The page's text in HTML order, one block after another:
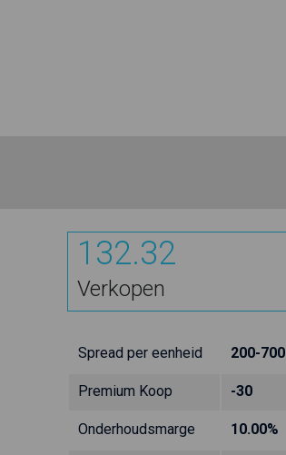
132.32
Verkopen
Spread per eenheid 200-700
Premium Koop -30
Onderhoudsmarge 10.00%